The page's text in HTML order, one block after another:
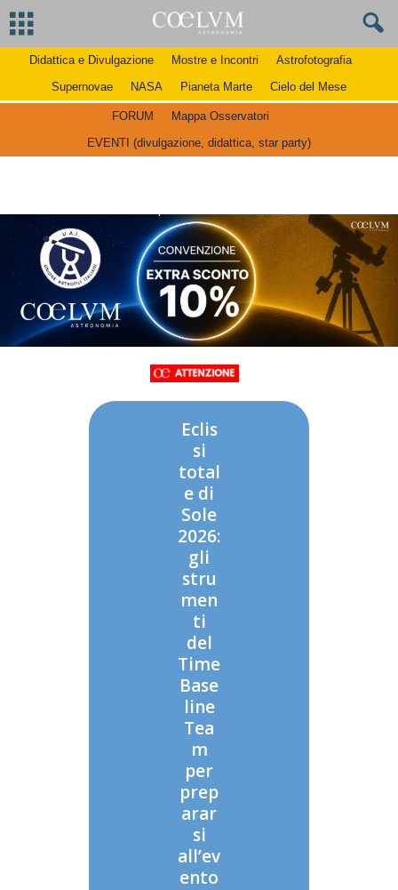
Didattica e Divulgazione Mostre e Incontri
Astrofotografia
Supernovae
NASA Pianeta Marte Cielo del Mese
FORUM
Mappa Osservatori
EVENTI (divulgazione, didattica, star party)
Eclis
si
total
e di
Sole
2026:
gli
stru
men
ti
del
Time
Base
line
Tea
m
per
prep
arar
si
all’ev
ento